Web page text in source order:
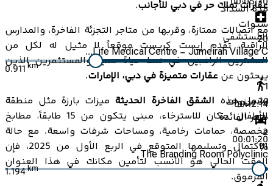
عقارات تملك حر في دبي للأجانب.
مع اتصالات ممتازة، وقربها من متاجر التجزئة الفاخرة، والمدارس
الراقية، تقدم إيست كريست موقعاً لا مثيل له لكل من
المشترين الراغبين في نمط حياة مميز والمستثمرين الذين
يبحثون عن عقارات متميزة في دبي، الإمارات.
تشمل هذه الشقق الفاخرة الحديثة ميزات بارزة مثل منطقة
للأطفال، مكان للاسترخاء، مبنى يتكون من 15 طابقاً، مطابخ
مخصصة، حمامات رخامية، ومساحات شرفات واسعة. مع حالة
الاكتمال وتسليمها المتوقع في الربع الأول من 2025، فإن
الوقت الحالي هو الأنسب لتأمين مكانك في هذا العنوان
المرموق.
المستشفى
Life Medical Centre - Jumeirah Village C...
0.911km
00:12:14
00:01:20
The Branding Room Polyclinic
1.194km
مدة السداد
سنوات
20
1
30سنوات
سعر الفائدة
2
%